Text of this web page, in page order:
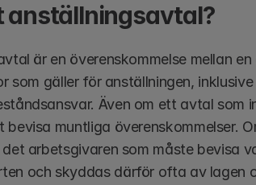
anställningsavtal?
är en överenskommelse mellan
som gäller för anställningen,
Även om ett avtal
muntliga överenskommelser.
arbetsgivaren som måste bevisa
och skyddas därför ofta av lagen